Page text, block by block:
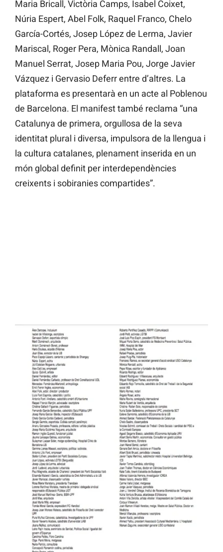
Maria Bricall, Victòria Camps, Isabel Coixet,
Núria Espert, Abel Folk, Raquel Franco, Chelo
García-Cortés, Josep López de Lerma, Javier
Mariscal, Roger Pera, Mònica Randall, Joan
Manuel Serrat, Josep Maria Pou, Jorge Javier
Vázquez i Gervasio Deferr entre d’altres. La
plataforma es presentarà en un acte al Poblenou
de Barcelona. El manifest també reclama “una
Catalunya de primera, orgullosa de la seva
identitat plural i diversa, impulsora de la llengua i
la cultura catalanes, plenament inserida en un
món global definit per interdependències
creixents i sobiranies compartides”.